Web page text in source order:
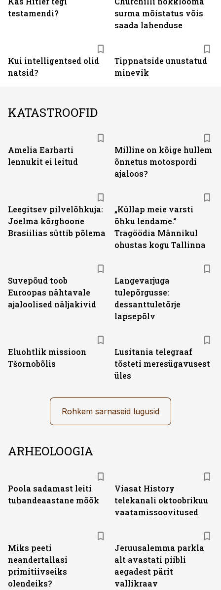
testamendi?
surma mõistatus võis
saada lahenduse
Kui intelligentsed olid
natsid?
Tippnatside unustatud
minevik
KATASTROOFID
Amelia Earharti
lennukit ei leitud
Milline on kõige hullem
õnnetus motospordi
ajaloos?
Leegitsev pilvelõhkuja:
Joelma kõrghoone
Brasiilias süttib põlema
„Küllap meie varsti
õhku lendame.“
Tragöödia Männikul
ohustas kogu Tallinna
Suvepõud toob
Euroopas nähtavale
ajaloolised näljakivid
Langevarjuga
tulepõrgusse:
dessanttuletõrje
lapsepõlv
Eluohtlik missioon
Tšornobõlis
Lusitania telegraaf
tõsteti meresügavusest
üles
Rohkem sarnaseid lugusid
ARHEOLOOGIA
Poola sadamast leiti
tuhandeaastane mõõk
Viasat History
telekanali oktoobrikuu
vaatamissoovitused
Miks peeti
neandertallasi
primitiivseiks
olendeiks?
Jeruusalemma parkla
alt avastati piibli
aegadest pärit
vallikraav